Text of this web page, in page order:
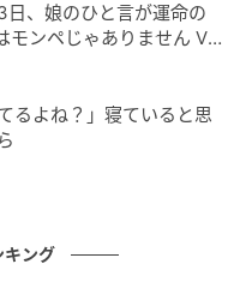
日、娘のひと言が運命の
モンペじゃありません Vo
るよね？」寝ていると思
キング